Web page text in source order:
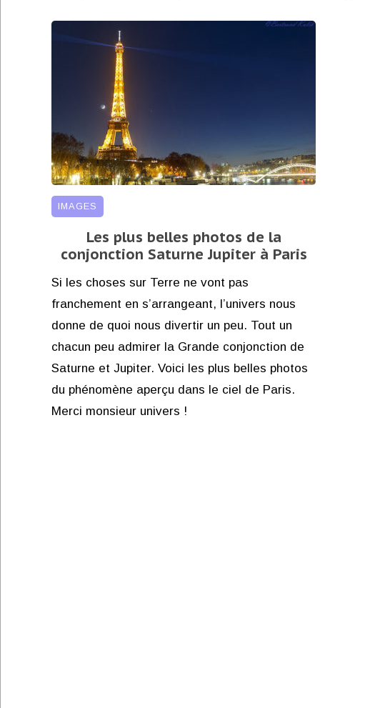
IMAGES
Les plus belles photos de la
conjonction Saturne Jupiter à Paris
Si les choses sur Terre ne vont pas
franchement en s’arrangeant, l’univers nous
donne de quoi nous divertir un peu. Tout un
chacun peu admirer la Grande conjonction de
Saturne et Jupiter. Voici les plus belles photos
du phénomène aperçu dans le ciel de Paris.
Merci monsieur univers !